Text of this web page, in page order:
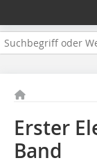
Erster
Band